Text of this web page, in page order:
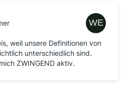
weil unsere Definitionen von
unterschiedlich sind.
ZWINGEND aktiv.